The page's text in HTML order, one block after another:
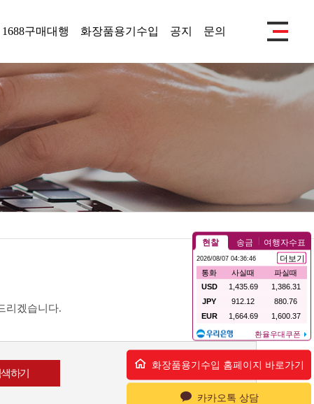
1688구매대행 화장품용기수입 공지 문의
화장품용기수입 홈페이지 바로가기
카카오톡 상담
리겠습니다.